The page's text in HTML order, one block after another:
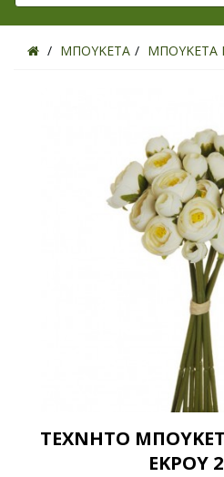
ΜΠΟΥΚΕΤΑ ΜΠΟΥΚΕΤΑ
ΤΕΧΝΗΤΟ
ΕΚΡΟΥ